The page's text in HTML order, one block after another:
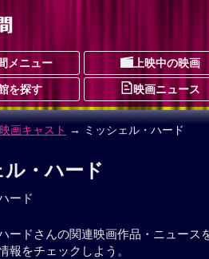
メニュー 上映中の映画
を探す 映画ニュース
映画キャスト → ミッシェル・ハード
ル・ハード
ード
ードさんの関連映画作品・ニュース
報をチェックしよう。